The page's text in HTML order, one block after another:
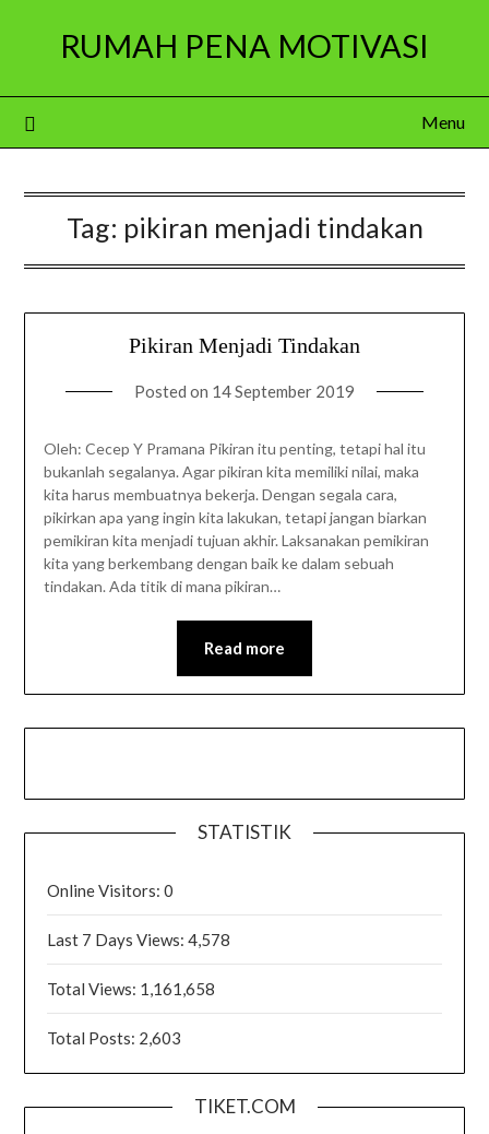
RUMAH PENA MOTIVASI
Menu
Tag: pikiran menjadi tindakan
Pikiran Menjadi Tindakan
Posted on 14 September 2019
Oleh: Cecep Y Pramana Pikiran itu penting, tetapi hal itu
bukanlah segalanya. Agar pikiran kita memiliki nilai, maka
kita harus membuatnya bekerja. Dengan segala cara,
pikirkan apa yang ingin kita lakukan, tetapi jangan biarkan
pemikiran kita menjadi tujuan akhir. Laksanakan pemikiran
kita yang berkembang dengan baik ke dalam sebuah
tindakan. Ada titik di mana pikiran…
Read more
STATISTIK
Online Visitors:0
Last 7 Days Views:4,578
Total Views: 1,161,658
Total Posts: 2,603
TIKET.COM